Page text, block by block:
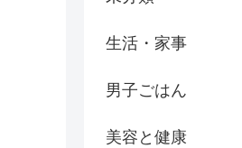
生活・家事
男子ごはん
美容と健康